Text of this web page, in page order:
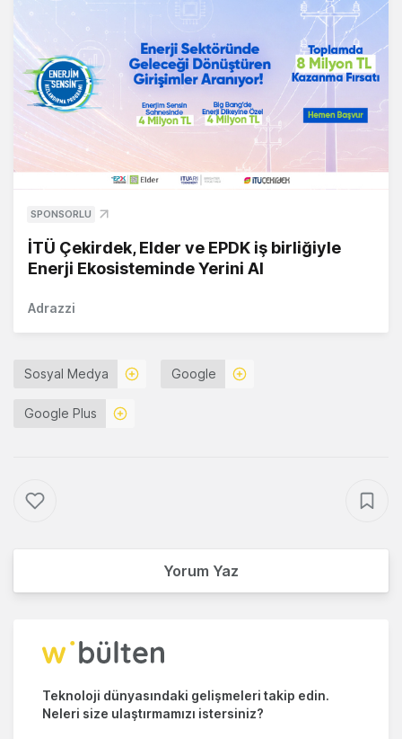
SPONSORLU
İTÜ Çekirdek, Elder ve EPDK iş birliğiyle
Enerji Ekosisteminde Yerini Al
Adrazzi
Sosyal Medya Google
Google Plus
Yorum Yaz
Teknoloji dünyasındaki gelişmeleri takip edin.
Neleri size ulaştırmamızı istersiniz?